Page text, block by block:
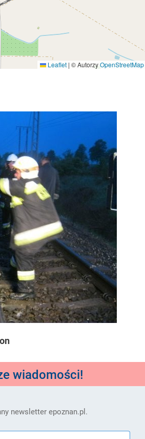
Leaflet | © AutorzyOpenStreetMap
wiadomości!
newsletter epoznan.pl.